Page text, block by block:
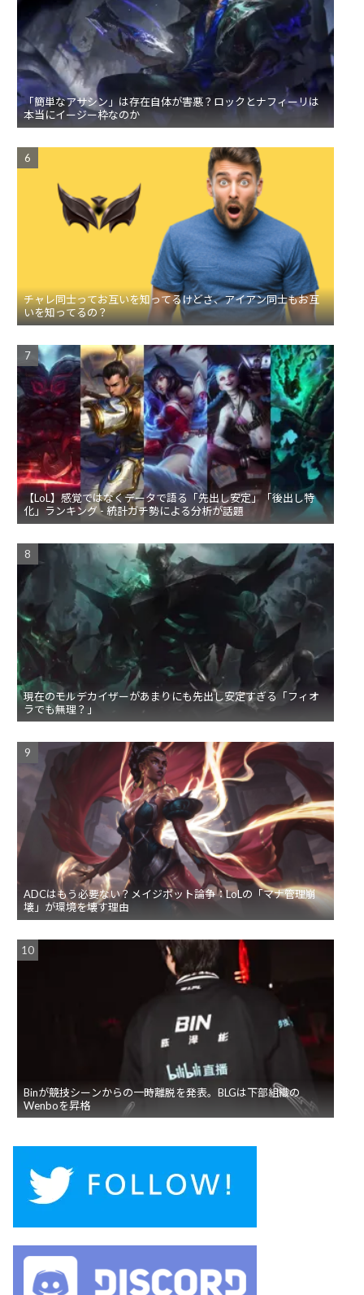
「簡単なアサシン」は存在自体が害悪？ロックとナフィーリは
本当にイージー枠なのか
チャレ同士ってお互いを知ってるけどさ、アイアン同士もお互
いを知ってるの？
【LoL】感覚ではなくデータで語る「先出し安定」「後出し特
化」ランキング - 統計ガチ勢による分析が話題
現在のモルデカイザーがあまりにも先出し安定すぎる「フィオ
ラでも無理？」
ADCはもう必要ない？メイジボット論争：LoLの「マナ管理崩
壊」が環境を壊す理由
Binが競技シーンからの一時離脱を発表。BLGは下部組織の
Wenboを昇格